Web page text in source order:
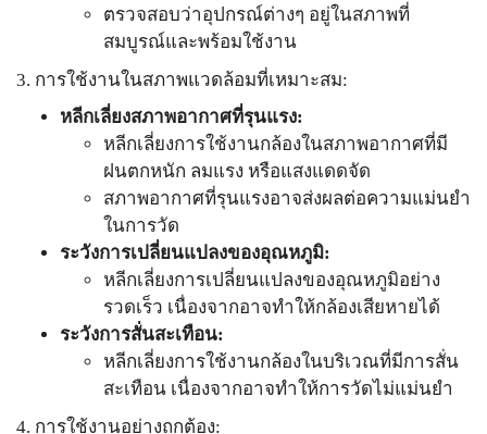
ตรวจสอบว่าอุปกรณ์ต่างๆ อยู่ในสภาพที่
สมบูรณ์และพร้อมใช้งาน
3. การใช้งานในสภาพแวดล้อมที่เหมาะสม:
หลีกเลี่ยงสภาพอากาศที่รุนแรง:
หลีกเลี่ยงการใช้งานกล้องในสภาพอากาศที่มี
ฝนตกหนัก ลมแรง หรือแสงแดดจัด
สภาพอากาศที่รุนแรงอาจส่งผลต่อความแม่นยำ
ในการวัด
ระวังการเปลี่ยนแปลงของอุณหภูมิ:
หลีกเลี่ยงการเปลี่ยนแปลงของอุณหภูมิอย่าง
รวดเร็ว เนื่องจากอาจทำให้กล้องเสียหายได้
ระวังการสั่นสะเทือน:
หลีกเลี่ยงการใช้งานกล้องในบริเวณที่มีการสั่น
สะเทือน เนื่องจากอาจทำให้การวัดไม่แม่นยำ
4. การใช้งานอย่างถูกต้อง: